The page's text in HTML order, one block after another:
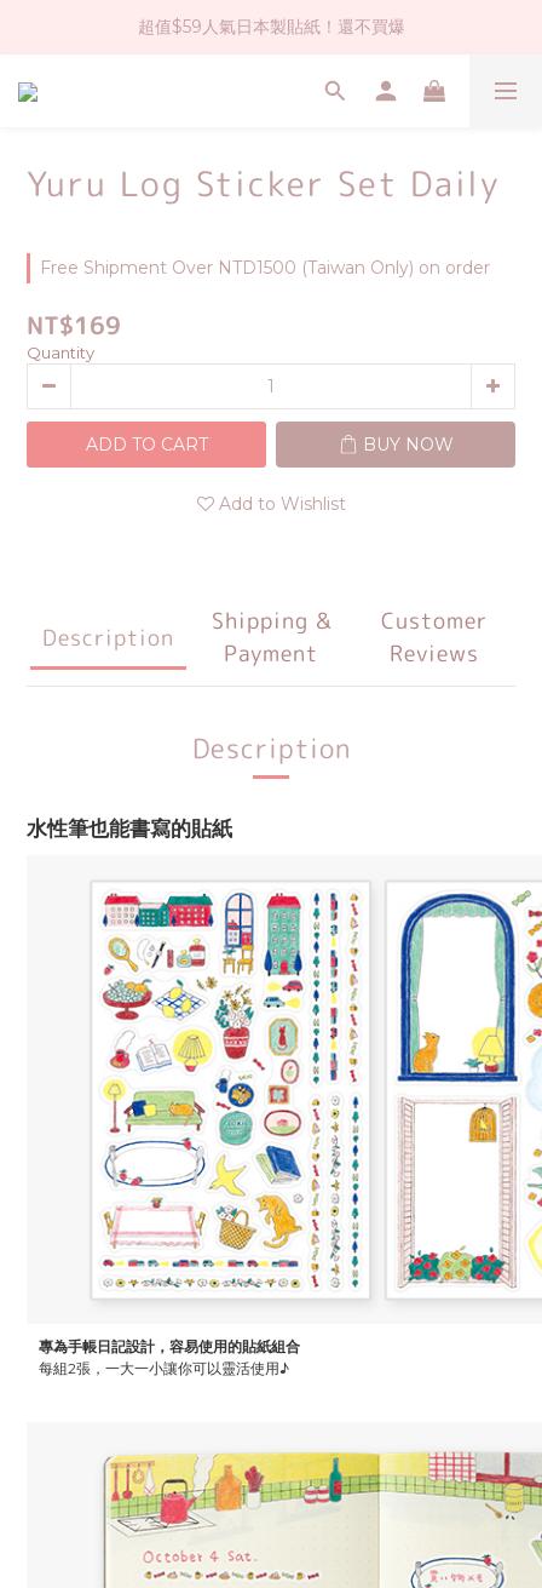
社群大人氣！各種有趣的打洞器
超值$59人氣日本製貼紙！還不買爆
全店$1500免運(台灣地區)
Yuru Log Sticker Set Daily
Free Shipment Over NTD1500 (Taiwan Only) on order
NT$169
Quantity
ADD TO CART BUY NOW
Add to Wishlist
Description
Shipping &
Payment
Customer
Reviews
Description
水性筆也能書寫的貼紙
專為手帳日記設計，容易使用的貼紙組合
每組2張，一大一小讓你可以靈活使用♪